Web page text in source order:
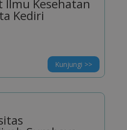
Kesehatan
Kediri
Kunjungi >>